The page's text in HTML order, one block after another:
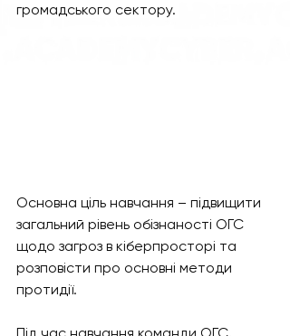
громадського сектору.
Основна ціль навчання – підвищити
загальний рівень обізнаності ОГС
щодо загроз в кіберпросторі та
розповісти про основні методи
протидії.